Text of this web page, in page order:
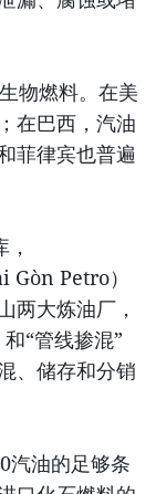
物燃料。在美
在巴西，汽油
菲律宾也普遍
Petro）
两大炼油厂，
“管线掺混”
、储存和分销
汽油的足够条